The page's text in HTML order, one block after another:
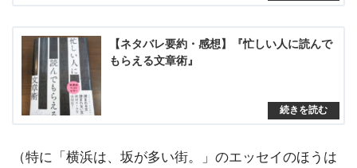
【ネタバレ要約・感想】『忙しい人に読んで
もらえる文章術』
（特に「横浜は、坂が多い街。」のエッセイのほうは